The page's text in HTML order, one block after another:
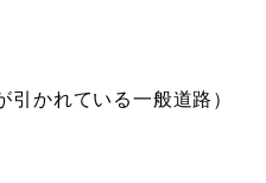
かれている一般道路）